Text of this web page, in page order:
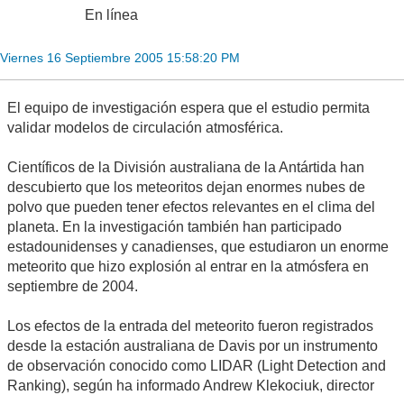
En línea
Viernes 16 Septiembre 2005 15:58:20 PM
El equipo de investigación espera que el estudio permita
validar modelos de circulación atmosférica.
Científicos de la División australiana de la Antártida han
descubierto que los meteoritos dejan enormes nubes de
polvo que pueden tener efectos relevantes en el clima del
planeta. En la investigación también han participado
estadounidenses y canadienses, que estudiaron un enorme
meteorito que hizo explosión al entrar en la atmósfera en
septiembre de 2004.
Los efectos de la entrada del meteorito fueron registrados
desde la estación australiana de Davis por un instrumento
de observación conocido como LIDAR (Light Detection and
Ranking), según ha informado Andrew Klekociuk, director